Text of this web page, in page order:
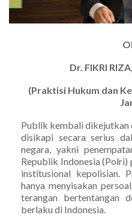
Dr. FIKRI
(Praktisi Hukum dan
Publik kembali dikejutkan
disikapi secara serius
negara, yakni
Republik Indonesia
institusional kepolisian.
hanya menyisakan
terangan bertentangan
berlaku di Indonesia.